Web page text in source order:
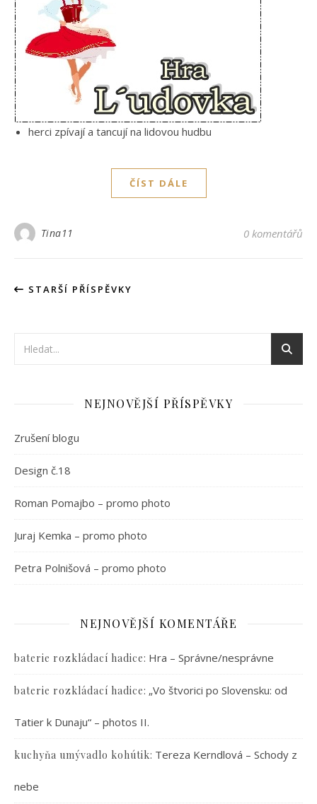
herci zpívají a tancují na lidovou hudbu
ČÍST DÁLE
Tina11 0 komentářů
STARŠÍ PŘÍSPĚVKY
NEJNOVĚJŠÍ PŘÍSPĚVKY
Zrušení blogu
Design č.18
Roman Pomajbo – promo photo
Juraj Kemka – promo photo
Petra Polnišová – promo photo
NEJNOVĚJŠÍ KOMENTÁŘE
baterie rozkládací hadice: Hra – Správne/nesprávne
baterie rozkládací hadice: „Vo štvorici po Slovensku: od
Tatier k Dunaju“ – photos II.
kuchyňa umývadlo kohútik: Tereza Kerndlová – Schody z
nebe